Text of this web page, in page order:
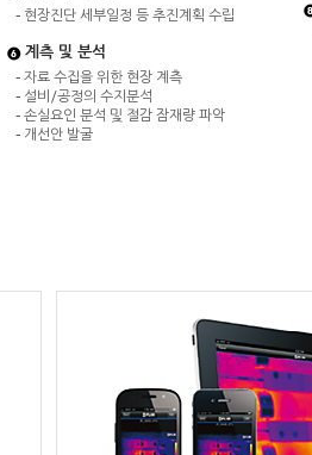
현장진단 세부일정 등 추진계획 수립
계측 및 분석
자료 수집을 위한 현장 계측
설비/공정의 수지분석
손실요인 분석 및 절감 잠재량 파악
개선안 발굴